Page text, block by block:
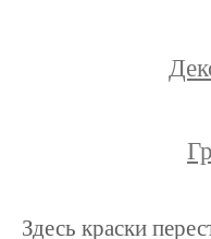
Здесь краски